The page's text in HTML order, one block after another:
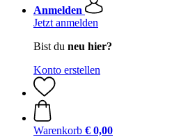
Anmelden
Jetzt anmelden
Bist du neu hier?
Konto erstellen
Warenkorb € 0,00